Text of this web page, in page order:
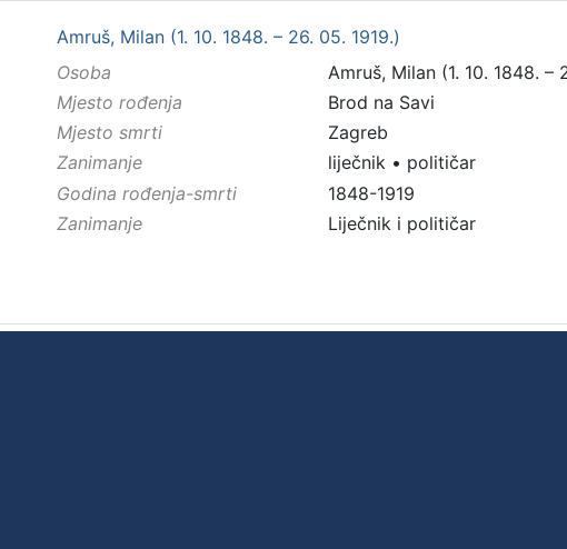
Amruš, Milan (1. 10. 1848. – 26. 05. 1919.)
Osoba
Amruš, Milan (1. 10. 1848. –
Mjesto rođenja
Brod na Savi
Mjesto smrti
Zagreb
Zanimanje
liječnik • političar
Godina rođenja-smrti
1848-1919
Zanimanje
Liječnik i političar